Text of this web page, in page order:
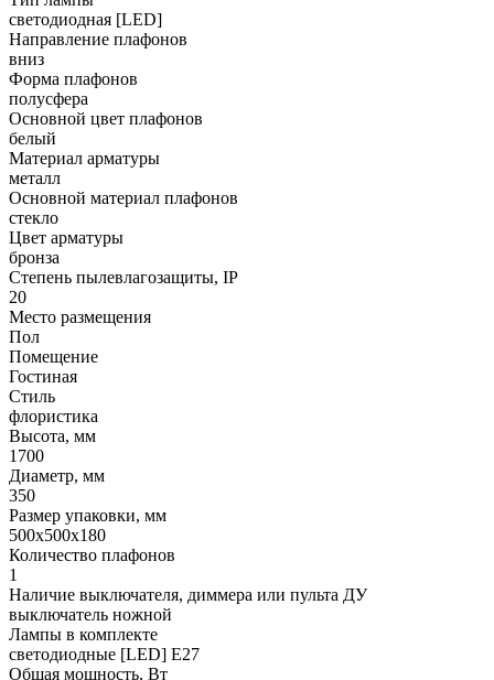
светодиодная [LED]
Направление плафонов
вниз
Форма плафонов
полусфера
Основной цвет плафонов
белый
Материал арматуры
металл
Основной материал плафонов
стекло
Цвет арматуры
бронза
Степень пылевлагозащиты, IP
20
Место размещения
Пол
Помещение
Гостиная
Стиль
флористика
Высота, мм
1700
Диаметр, мм
350
Размер упаковки, мм
500x500x180
Количество плафонов
1
Наличие выключателя, диммера или пульта ДУ
выключатель ножной
Лампы в комплекте
светодиодные [LED] E27
Общая мощность, Вт